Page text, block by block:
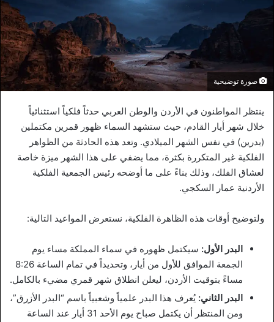
صورة توضيحية
ينتظر المواطنون في الأردن والوطن العربي حدثاً فلكياً استثنائياً
خلال شهر أيار القادم، حيث ستشهد السماء ظهور قمرين مكتملين
(بدرين) في نفس الشهر الميلادي. وتعد هذه الحادثة من الظواهر
الفلكية غير المتكررة بكثرة، مما يضفي على هذا الشهر ميزة خاصة
لعشاق الفلك، وذلك بناءً على ما أوضحه رئيس الجمعية الفلكية
الأردنية عمار السكجي.
ولتوضيح أوقات هذه الظاهرة الفلكية، نستعرض المواعيد التالية:
البدر الأول: سيكتمل ظهوره في سماء المملكة مساء يوم
الجمعة الموافق للأول من أيار، وتحديداً في تمام الساعة 8:26
مساءً بتوقيت الأردن، ليعلن انطلاق شهر قمري مضيء بالكامل.
البدر الثاني: يُعرف هذا البدر علمياً وشعبياً باسم “البدر الأزرق”،
ومن المنتظر أن يكتمل صباح يوم الأحد 31 أيار عند الساعة